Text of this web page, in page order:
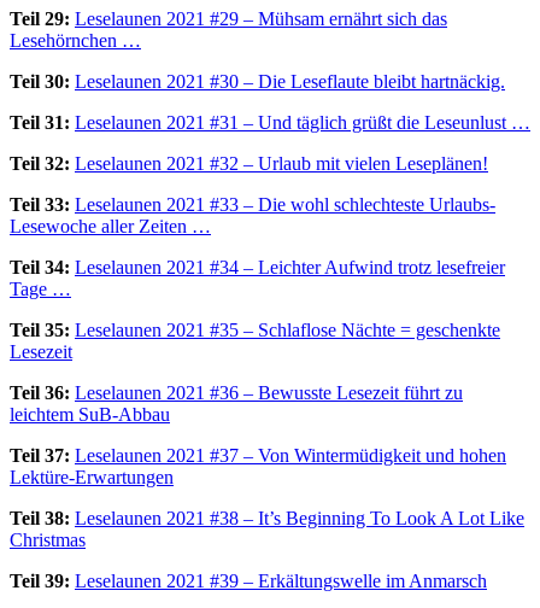
Teil 29: Leselaunen 2021 #29 – Mühsam ernährt sich das
Lesehörnchen …
Teil 30: Leselaunen 2021 #30 – Die Leseflaute bleibt hartnäckig.
Teil 31: Leselaunen 2021 #31 – Und täglich grüßt die Leseunlust …
Teil 32: Leselaunen 2021 #32 – Urlaub mit vielen Leseplänen!
Teil 33: Leselaunen 2021 #33 – Die wohl schlechteste Urlaubs-
Lesewoche aller Zeiten …
Teil 34: Leselaunen 2021 #34 – Leichter Aufwind trotz lesefreier
Tage …
Teil 35: Leselaunen 2021 #35 – Schlaflose Nächte = geschenkte
Lesezeit
Teil 36: Leselaunen 2021 #36 – Bewusste Lesezeit führt zu
leichtem SuB-Abbau
Teil 37: Leselaunen 2021 #37 – Von Wintermüdigkeit und hohen
Lektüre-Erwartungen
Teil 38: Leselaunen 2021 #38 – It’s Beginning To Look A Lot Like
Christmas
Teil 39: Leselaunen 2021 #39 – Erkältungswelle im Anmarsch